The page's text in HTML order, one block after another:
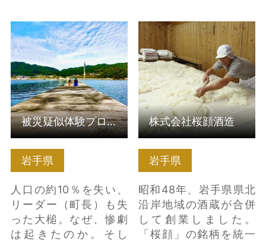
岩手県
人口の約10％を失い、
リーダー（町長）も失
った大槌。なぜ、惨劇
は起きたのか。そし
被災疑似体験プログラ
ム の詳細はこちら
被災疑似体験プログラム
岩手県
昭和48年、岩手県県北
沿岸地域の酒蔵が合併
して創業しました。
「桜顔」の銘柄を統一
株式会社桜顔酒造 の詳
細はこちら
株式会社桜顔酒造